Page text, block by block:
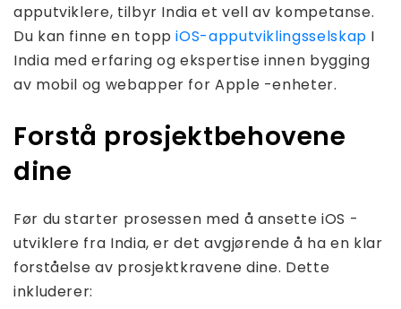
apputviklere, tilbyr India et vell av kompetanse.
Du kan finne en toppiOS-apputviklingsselskap I
India med erfaring og ekspertise innen bygging
av mobil og webapper for Apple -enheter.
Forstå prosjektbehovene
dine
Før du starter prosessen med å ansette iOS -
utviklere fra India, er det avgjørende å ha en klar
forståelse av prosjektkravene dine. Dette
inkluderer: